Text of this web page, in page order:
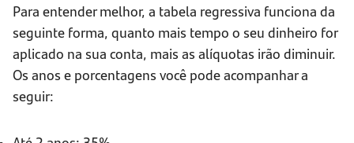
Para entender melhor, a tabela regressiva funciona da
seguinte forma, quanto mais tempo o seu dinheiro for
aplicado na sua conta, mais as alíquotas irão diminuir.
Os anos e porcentagens você pode acompanhar a
seguir: